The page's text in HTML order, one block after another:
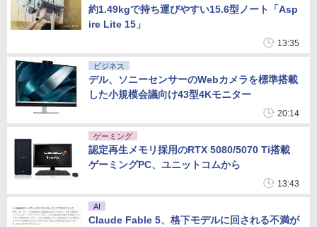
約1.49kgで持ち運びやすい15.6型ノート「Asp
ire Lite 15」
13:35
ビジネス
デル、ソニーセンサーのWebカメラを標準搭載
した小規模会議向け43型4Kモニター
20:14
ゲーミング
認定再生メモリ採用のRTX 5080/5070 Ti搭載
ゲーミングPC、ユニットコムから
13:43
AI
Claude Fable 5、格下モデルに回される不満が